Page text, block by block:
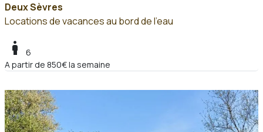
Deux Sèvres
Locations de vacances au bord de l'eau
boy
6
A partir de 850€ la semaine